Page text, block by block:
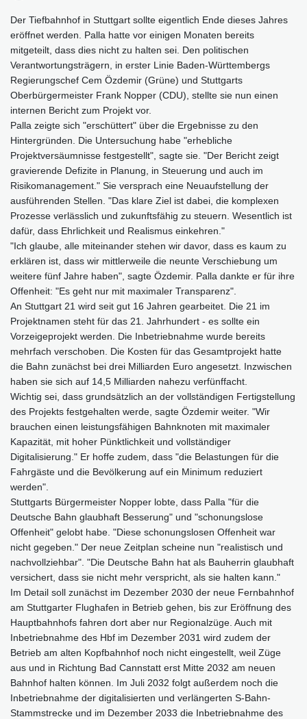
Der Tiefbahnhof in Stuttgart sollte eigentlich Ende dieses Jahres
eröffnet werden. Palla hatte vor einigen Monaten bereits
mitgeteilt, dass dies nicht zu halten sei. Den politischen
Verantwortungsträgern, in erster Linie Baden-Württembergs
Regierungschef Cem Özdemir (Grüne) und Stuttgarts
Oberbürgermeister Frank Nopper (CDU), stellte sie nun einen
internen Bericht zum Projekt vor.
Palla zeigte sich "erschüttert" über die Ergebnisse zu den
Hintergründen. Die Untersuchung habe "erhebliche
Projektversäumnisse festgestellt", sagte sie. "Der Bericht zeigt
gravierende Defizite in Planung, in Steuerung und auch im
Risikomanagement." Sie versprach eine Neuaufstellung der
ausführenden Stellen. "Das klare Ziel ist dabei, die komplexen
Prozesse verlässlich und zukunftsfähig zu steuern. Wesentlich ist
dafür, dass Ehrlichkeit und Realismus einkehren."
"Ich glaube, alle miteinander stehen wir davor, dass es kaum zu
erklären ist, dass wir mittlerweile die neunte Verschiebung um
weitere fünf Jahre haben", sagte Özdemir. Palla dankte er für ihre
Offenheit: "Es geht nur mit maximaler Transparenz".
An Stuttgart 21 wird seit gut 16 Jahren gearbeitet. Die 21 im
Projektnamen steht für das 21. Jahrhundert - es sollte ein
Vorzeigeprojekt werden. Die Inbetriebnahme wurde bereits
mehrfach verschoben. Die Kosten für das Gesamtprojekt hatte
die Bahn zunächst bei drei Milliarden Euro angesetzt. Inzwischen
haben sie sich auf 14,5 Milliarden nahezu verfünffacht.
Wichtig sei, dass grundsätzlich an der vollständigen Fertigstellung
des Projekts festgehalten werde, sagte Özdemir weiter. "Wir
brauchen einen leistungsfähigen Bahnknoten mit maximaler
Kapazität, mit hoher Pünktlichkeit und vollständiger
Digitalisierung." Er hoffe zudem, dass "die Belastungen für die
Fahrgäste und die Bevölkerung auf ein Minimum reduziert
werden".
Stuttgarts Bürgermeister Nopper lobte, dass Palla "für die
Deutsche Bahn glaubhaft Besserung" und "schonungslose
Offenheit" gelobt habe. "Diese schonungslosen Offenheit war
nicht gegeben." Der neue Zeitplan scheine nun "realistisch und
nachvollziehbar". "Die Deutsche Bahn hat als Bauherrin glaubhaft
versichert, dass sie nicht mehr verspricht, als sie halten kann."
Im Detail soll zunächst im Dezember 2030 der neue Fernbahnhof
am Stuttgarter Flughafen in Betrieb gehen, bis zur Eröffnung des
Hauptbahnhofs fahren dort aber nur Regionalzüge. Auch mit
Inbetriebnahme des Hbf im Dezember 2031 wird zudem der
Betrieb am alten Kopfbahnhof noch nicht eingestellt, weil Züge
aus und in Richtung Bad Cannstatt erst Mitte 2032 am neuen
Bahnhof halten können. Im Juli 2032 folgt außerdem noch die
Inbetriebnahme der digitalisierten und verlängerten S-Bahn-
Stammstrecke und im Dezember 2033 die Inbetriebnahme des